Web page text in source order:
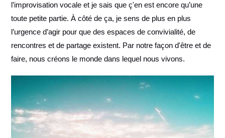
l’improvisation vocale et je sais que ç'en est encore qu’une
toute petite partie. À côté de ça, je sens de plus en plus
l’urgence d’agir pour que des espaces de convivialité, de
rencontres et de partage existent. Par notre façon d'être et de
faire, nous créons le monde dans lequel nous vivons.